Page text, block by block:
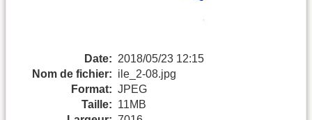
Date: 2018/05/23 12:15
Nom de fichier: ile_2-08.jpg
Format: JPEG
Taille: 11MB